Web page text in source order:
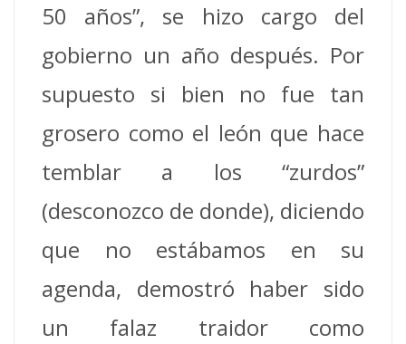
50 años”, se hizo cargo del
gobierno un año después. Por
supuesto si bien no fue tan
grosero como el león que hace
temblar a los “zurdos”
(desconozco de donde), diciendo
que no estábamos en su
agenda, demostró haber sido
un falaz traidor como